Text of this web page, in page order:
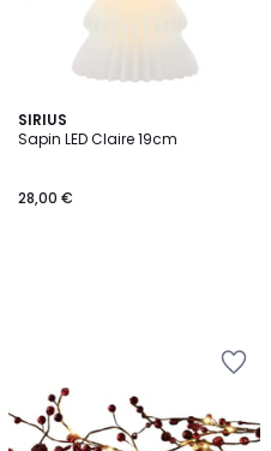
SIRIUS
Sapin LED Claire 19cm
28,00 €